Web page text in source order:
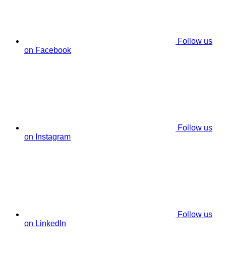
Follow us
on Facebook
Follow us
on Instagram
Follow us
on LinkedIn